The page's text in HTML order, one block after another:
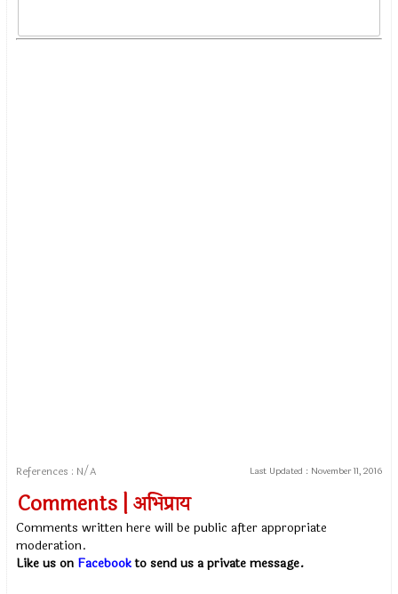
References : N/A Last Updated : November 11, 2016
Comments | अभिप्राय
Comments written here will be public after appropriate
moderation.
Like us on Facebookto send us a private message.